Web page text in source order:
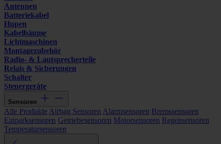
Antennen
Batteriekabel
Hupen
Kabelbäume
Lichtmaschinen
Montagezubehör
Radio- & Lautsprecherteile
Relais & Sicherungen
Schalter
Steuergeräte
Sensoren
Alle Produkte Airbag Sensoren Alarmsensoren Bremssensoren
Einparksensoren Getriebesensoren Motorsensoren Regensensoren
Temperatursensoren